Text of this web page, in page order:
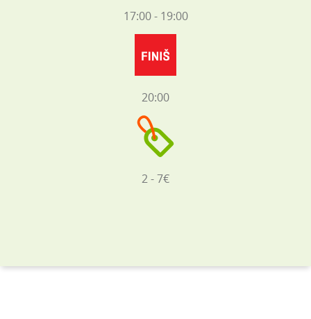
17:00 - 19:00
20:00
2 - 7€